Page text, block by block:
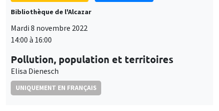
Bibliothèque de l'Alcazar
Mardi 8 novembre 2022
14:00 à 16:00
Pollution, population et territoires
Elisa Dienesch
UNIQUEMENT EN FRANÇAIS